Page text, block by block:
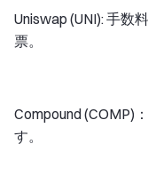
Uniswap (UNI): 手数
票。
Compound (COMP)
す。